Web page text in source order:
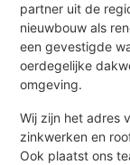
partner uit de
nieuwbouw als
een gevestigde
oerdegelijke
omgeving.
Wij zijn het adres
zinkwerken en
Ook plaatst ons